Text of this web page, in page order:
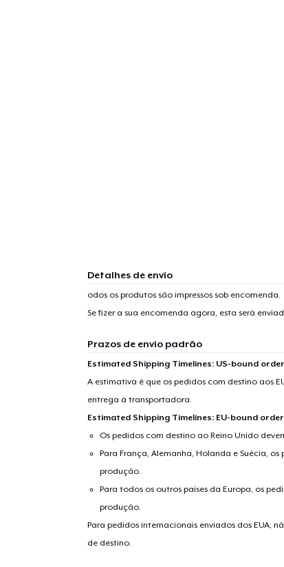
Detalhes de envio
odos os produtos são impressos sob encomenda.
Se fizer a sua encomenda agora, esta será
Prazos de envio padrão
Estimated Shipping Timelines: US-bound
A estimativa é que os pedidos com destino aos
entrega à transportadora.
Estimated Shipping Timelines: EU-bound
Os pedidos com destino ao Reino Unido
Para França, Alemanha, Holanda e Suécia,
produção.
Para todos os outros países da Europa, os
produção.
Para pedidos internacionais enviados dos EUA,
de destino.